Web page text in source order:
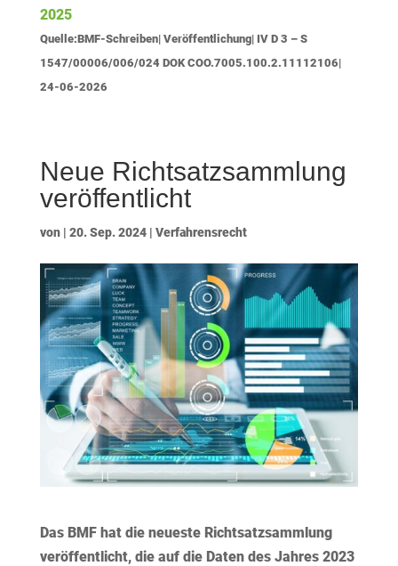
2025
Quelle:BMF-Schreiben| Veröffentlichung| IV D 3 – S
1547/00006/006/024 DOK COO.7005.100.2.11112106|
24-06-2026
Neue Richtsatzsammlung
veröffentlicht
von | 20. Sep. 2024| Verfahrensrecht
Das BMF hat die neueste Richtsatzsammlung
veröffentlicht, die auf die Daten des Jahres 2023